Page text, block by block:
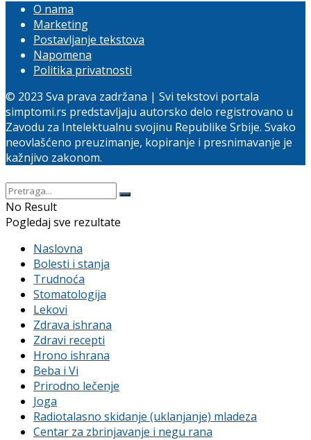
O nama
Marketing
Postavljanje tekstova
Napomena
Politika privatnosti
© 2023 Sva prava zadržana | Svi tekstovi portala
simptomi.rs predstavljaju autorsko delo registrovano u
Zavodu za Intelektualnu svojinu Republike Srbije. Svako
neovlašćeno preuzimanje, kopiranje i presnimavanje je
kažnjivo zakonom.
No Result
Pogledaj sve rezultate
Naslovna
Bolesti i stanja
Trudnoća
Stomatologija
Lekovi
Zdrava ishrana
Zdravi recepti
Hrono ishrana
Beba i Vi
Prirodno lečenje
Joga
Radiotalasno skidanje (uklanjanje) mladeza
Centar za zbrinjavanje i negu rana